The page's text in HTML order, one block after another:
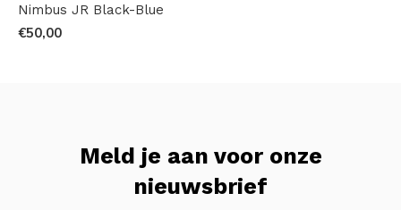
Nimbus JR Black-Blue
€50,00
Meld je aan voor onze
nieuwsbrief